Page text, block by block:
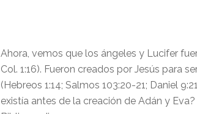
Ahora, vemos que los ángeles y Lucifer
Col. 1:16). Fueron creados por Jesús para
(Hebreos 1:14; Salmos 103:20-21; Daniel 9:21
existía antes de la creación de Adán y